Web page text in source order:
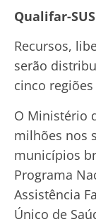
Qualifar-SUS
Recursos,
serão
cinco
O Ministério
milhões nos
municípios
Programa
Assistência
Único de